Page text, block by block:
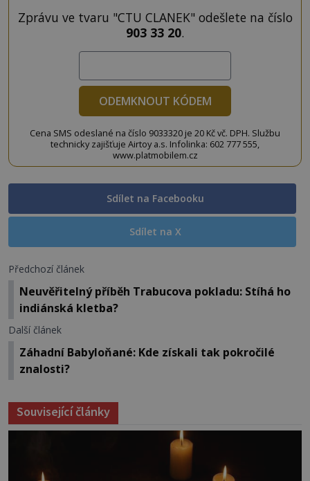
Zprávu ve tvaru "CTU CLANEK" odešlete na číslo
903 33 20.
ODEMKNOUT KÓDEM
Cena SMS odeslané na číslo 9033320 je 20 Kč vč. DPH. Službu
technicky zajišťuje Airtoy a.s. Infolinka: 602 777 555,
www.platmobilem.cz
Sdílet na Facebooku
Sdílet na X
Předchozí článek
Neuvěřitelný příběh Trabucova pokladu: Stíhá ho
indiánská kletba?
Další článek
Záhadní Babyloňané: Kde získali tak pokročilé
znalosti?
Související články